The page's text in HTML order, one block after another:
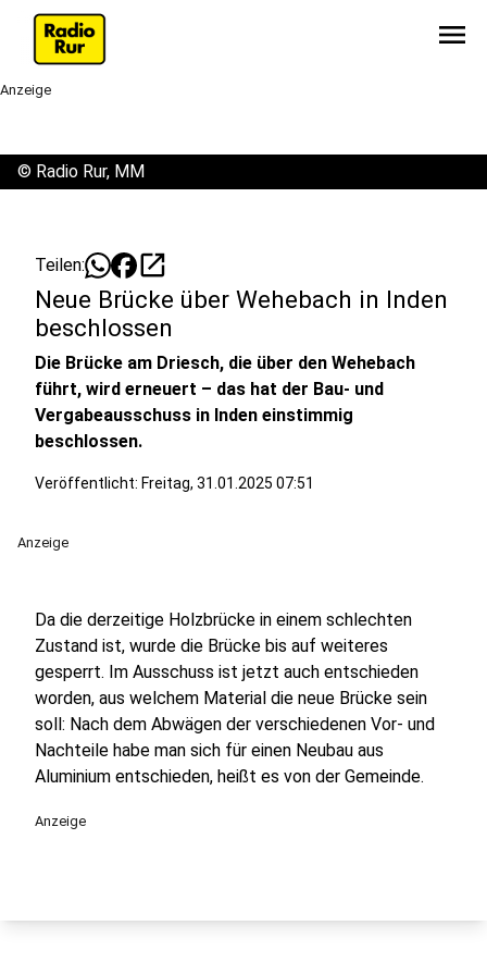
menu
Anzeige
© Radio Rur, MM
Teilen: open_in_new
Neue Brücke über Wehebach in Inden
beschlossen
Die Brücke am Driesch, die über den Wehebach
führt, wird erneuert – das hat der Bau- und
Vergabeausschuss in Inden einstimmig
beschlossen.
Veröffentlicht: Freitag, 31.01.2025 07:51
Anzeige
Da die derzeitige Holzbrücke in einem schlechten
Zustand ist, wurde die Brücke bis auf weiteres
gesperrt. Im Ausschuss ist jetzt auch entschieden
worden, aus welchem Material die neue Brücke sein
soll: Nach dem Abwägen der verschiedenen Vor- und
Nachteile habe man sich für einen Neubau aus
Aluminium entschieden, heißt es von der Gemeinde.
Anzeige